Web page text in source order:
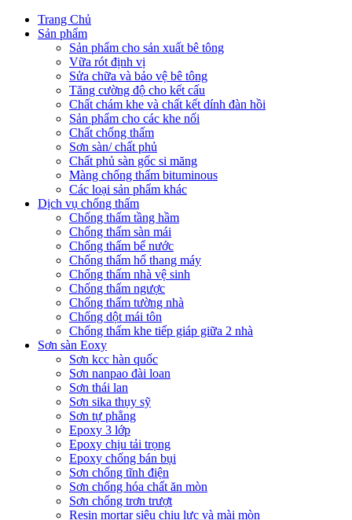
Trang Chủ
Sản phẩm
Sản phẩm cho sản xuất bê tông
Vữa rót định vị
Sửa chữa và bảo vệ bê tông
Tăng cường độ cho kết cấu
Chất chám khe và chất kết dính đàn hồi
Sản phẩm cho các khe nối
Chất chống thấm
Sơn sàn/ chất phủ
Chất phủ sàn gốc si măng
Màng chống thấm bituminous
Các loại sản phẩm khác
Dịch vụ chống thấm
Chống thấm tầng hầm
Chống thấm sàn mái
Chống thấm bể nước
Chống thấm hố thang máy
Chống thấm nhà vệ sinh
Chống thấm ngược
Chống thấm tường nhà
Chống dột mái tôn
Chống thấm khe tiếp giáp giữa 2 nhà
Sơn sàn Eoxy
Sơn kcc hàn quốc
Sơn nanpao đài loan
Sơn thái lan
Sơn sika thụy sỹ
Sơn tự phẳng
Epoxy 3 lớp
Epoxy chịu tải trọng
Epoxy chống bán bụi
Sơn chống tĩnh điện
Sơn chống hóa chất ăn mòn
Sơn chống trơn trượt
Resin mortar siêu chịu lực và mài mòn